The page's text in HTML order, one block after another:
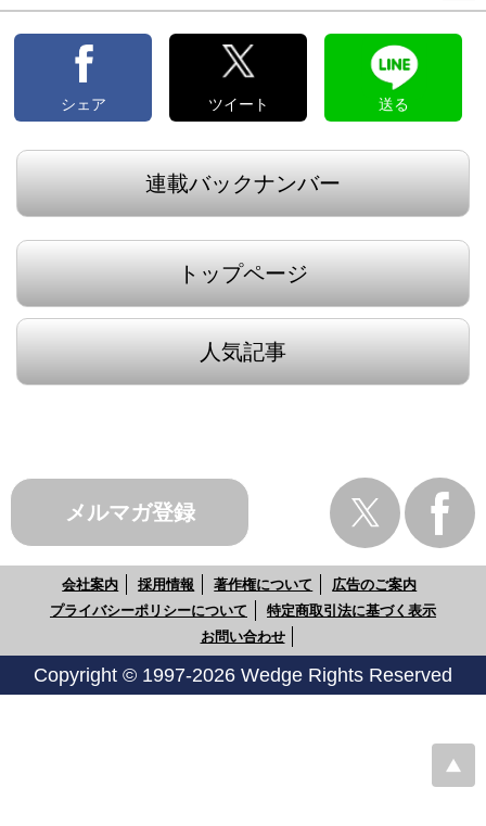
シェア ツイート 送る
連載バックナンバー
トップページ
人気記事
メルマガ登録
会社案内 採用情報 著作権について
広告のご案内
プライバシーポリシーについて
特定商取引法に基づく表示
お問い合わせ
Copyright © 1997-2026 Wedge Rights Reserved